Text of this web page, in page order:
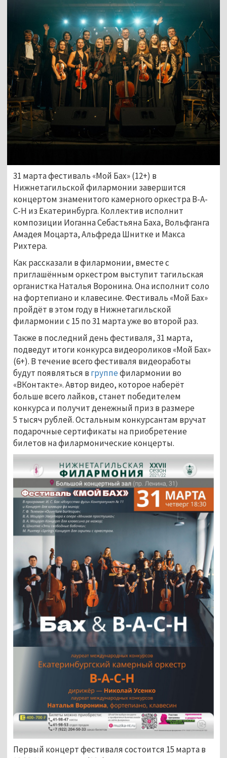
31 марта фестиваль «Мой Бах» (12+) в
Нижнетагильской филармонии завершится
концертом знаменитого камерного оркестра B-A-
C-H из Екатеринбурга. Коллектив исполнит
композиции Иоганна Себастьяна Баха, Вольфганга
Амадея Моцарта, Альфреда Шнитке и Макса
Рихтера.
Как рассказали в филармонии, вместе с
приглашённым оркестром выступит тагильская
органистка Наталья Воронина. Она исполнит соло
на фортепиано и клавесине. Фестиваль «Мой Бах»
пройдёт в этом году в Нижнетагильской
филармонии с 15 по 31 марта уже во второй раз.
Также в последний день фестиваля, 31 марта,
подведут итоги конкурса видеороликов «Мой Бах»
(6+). В течение всего фестиваля видеоработы
будут появляться в группефилармонии во
«ВКонтакте». Автор видео, которое наберёт
больше всего лайков, станет победителем
конкурса и получит денежный приз в размере
5 тысяч рублей. Остальным конкурсантам вручат
подарочные сертификаты на приобретение
билетов на филармонические концерты.
Первый концерт фестиваля состоится 15 марта в